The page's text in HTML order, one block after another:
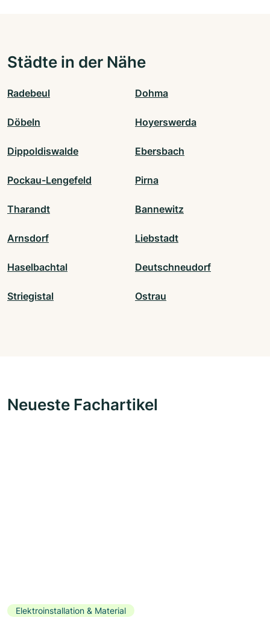
Städte in der Nähe
Radebeul Dohma
Döbeln Hoyerswerda
Dippoldiswalde Ebersbach
Pockau-Lengefeld Pirna
Tharandt Bannewitz
Arnsdorf Liebstadt
Haselbachtal Deutschneudorf
Striegistal Ostrau
Neueste Fachartikel
Elektroinstallation & Material